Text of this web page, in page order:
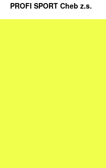
PROFI SPORT Cheb z.s.